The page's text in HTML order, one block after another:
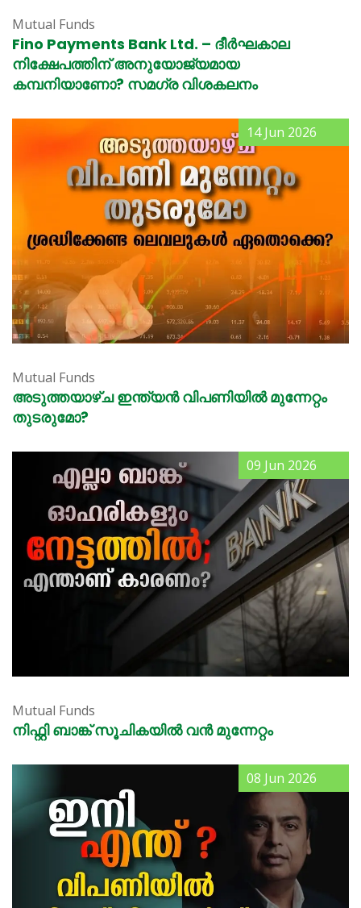
Mutual Funds
Fino Payments Bank Ltd. – ദീർഘകാല
നിക്ഷേപത്തിന് അനുയോജ്യമായ
കമ്പനിയാണോ? സമഗ്ര വിശകലനം
Mutual Funds
അടുത്തയാഴ്ച ഇന്ത്യൻ വിപണിയിൽ മുന്നേറ്റം
തുടരുമോ?
14 Jun 2026
Mutual Funds
നിഫ്റ്റി ബാങ്ക് സൂചികയിൽ വൻ മുന്നേറ്റം
09 Jun 2026
08 Jun 2026